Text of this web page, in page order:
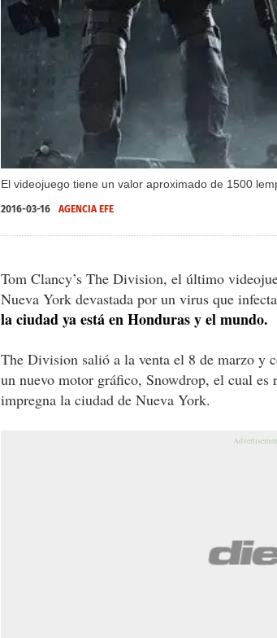
El videojuego tiene un valor aproximado de 1500
2016-03-16 AGENCIA EFE
Tom Clancy’s The Division, el último
Nueva York devastada por un virus que
la ciudad ya está en Honduras y el mundo.
The Division salió a la venta el 8 de marzo y
un nuevo motor gráfico, Snowdrop, el cual es
impregna la ciudad de Nueva York.